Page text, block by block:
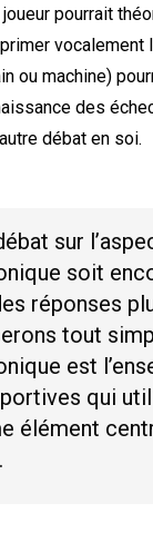
pourrait
vocalement
ou machine)
des
débat en soi.
sur
soit
réponses
tout
est
qui
élément